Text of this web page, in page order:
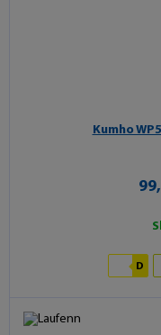
Kumho
D